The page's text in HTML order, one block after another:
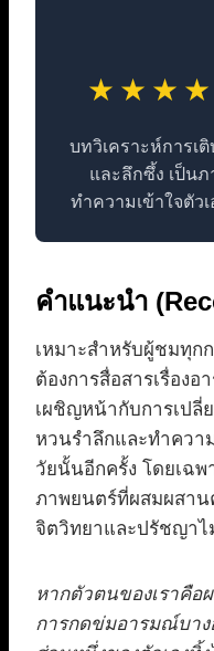
★ ★ ★ ★
บทวิเคราะห์การ
และลึกซึ้ง เป็น
ทำความเข้าใจตัว
คำแนะนำ
เหมาะสำหรับผู้ชมทุก
ต้องการสื่อสารเรื่อง
เผชิญหน้ากับการเปลี่
หวนรำลึกและทำควา
วัยนั้นอีกครั้ง โดยเฉ
ภาพยนตร์ที่ผสมผสาน
จิตวิทยาและปรัชญาไ
หากตัวตนของเราคือ
การกดข่มอารมณ์บาง